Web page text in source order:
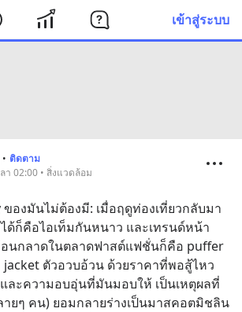
เข้าสู่ระบบ
• ติดตาม
า 02:00 • สิ่งแวดล้อม
ของมันไม่ต้องมี: เมื่อฤดูท่องเที่ยวกลับมา
ด้ก็คือไอเท็มกันหนาว และเทรนด์หน้า
อนกลาดในตลาดฟาสต์แฟชั่นก็คือ puffer
ตัวอวบอ้วน ด้วยราคาที่พอสู้ไหว
ละความอบอุ่นที่มันมอบให้ เป็นเหตุผลที่
ายๆ คน) ยอมกลายร่างเป็นมาสคอตมิชลิน